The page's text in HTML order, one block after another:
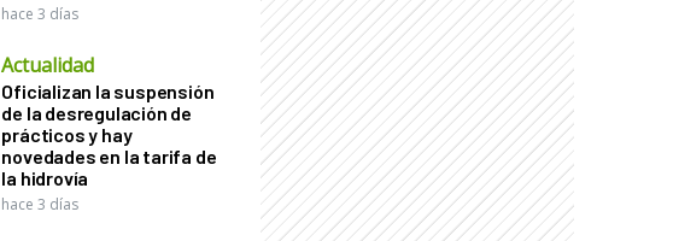
hace 3 días
Actualidad
Oficializan la suspensión
de la desregulación de
prácticos y hay
novedades en la tarifa de
la hidrovía
hace 3 días